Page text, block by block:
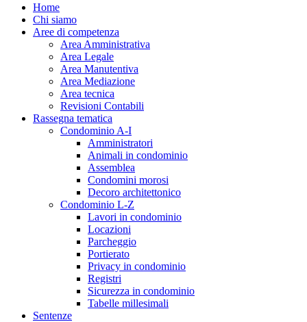
Home
Chi siamo
Aree di competenza
Area Amministrativa
Area Legale
Area Manutentiva
Area Mediazione
Area tecnica
Revisioni Contabili
Rassegna tematica
Condominio A-I
Amministratori
Animali in condominio
Assemblea
Condomini morosi
Decoro architettonico
Condominio L-Z
Lavori in condominio
Locazioni
Parcheggio
Portierato
Privacy in condominio
Registri
Sicurezza in condominio
Tabelle millesimali
Sentenze